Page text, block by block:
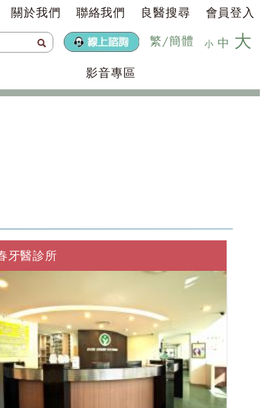
關於我們 聯絡我們 良醫搜尋 會員登入
小 中 大
繁/簡體
影音專區
牙醫診所